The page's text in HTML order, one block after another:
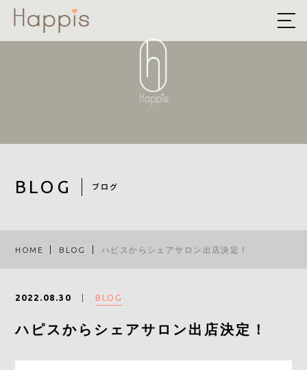
BLOG ブログ
HOME BLOG ハピスからシェアサロン出店決定！
2022.08.30 BLOG
ハピスからシェアサロン出店決定！
HOME
ABOUT US
予約方法まとめ
Gray Color Value